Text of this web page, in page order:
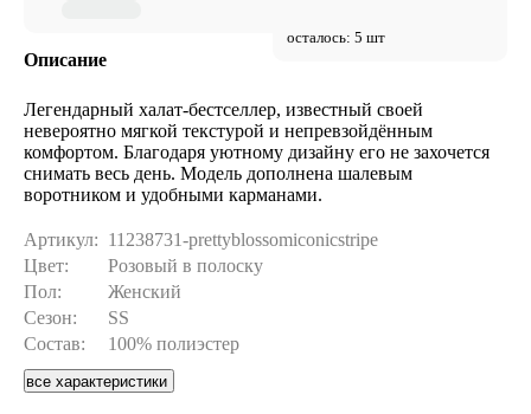
осталось: 5 шт
Описание
Легендарный халат-бестселлер, известный своей
невероятно мягкой текстурой и непревзойдённым
комфортом. Благодаря уютному дизайну его не захочется
снимать весь день. Модель дополнена шалевым
воротником и удобными карманами.
Артикул: 11238731-prettyblossomiconicstripe
Цвет:
Розовый в полоску
Пол:
Женский
Сезон:
SS
Состав:
100% полиэстер
все характеристики